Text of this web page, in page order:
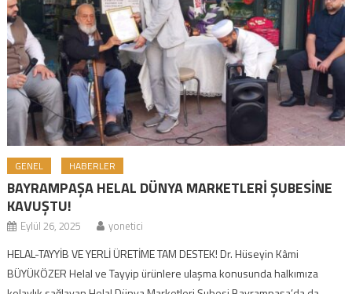
GENEL HABERLER
BAYRAMPAŞA HELAL DÜNYA MARKETLERİ ŞUBESİNE
KAVUŞTU!
Eylül 26, 2025 yonetici
HELAL-TAYYİB VE YERLİ ÜRETİME TAM DESTEK! Dr. Hüseyin Kâmi
BÜYÜKÖZER Helal ve Tayyip ürünlere ulaşma konusunda halkımıza